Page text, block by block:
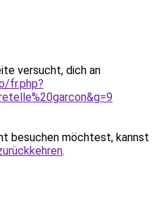
versucht, dich an
fr.php?
besuchen möchtest, kannst
.